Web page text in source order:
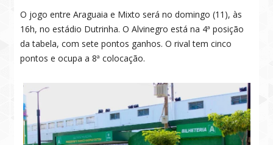
O jogo entre Araguaia e Mixto será no domingo (11), às
16h, no estádio Dutrinha. O Alvinegro está na 4ª posição
da tabela, com sete pontos ganhos. O rival tem cinco
pontos e ocupa a 8ª colocação.